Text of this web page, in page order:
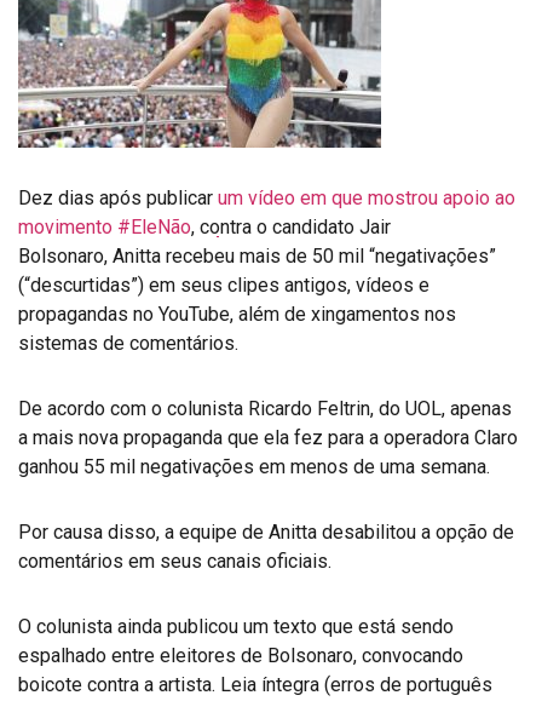
Dez dias após publicar um vídeo em que mostrou apoio ao
movimento #EleNão, contra o candidato Jair
Bolsonaro, Anitta recebeu mais de 50 mil “negativações”
(“descurtidas”) em seus clipes antigos, vídeos e
propagandas no YouTube, além de xingamentos nos
sistemas de comentários.
De acordo com o colunista Ricardo Feltrin, do UOL, apenas
a mais nova propaganda que ela fez para a operadora Claro
ganhou 55 mil negativações em menos de uma semana.
Por causa disso, a equipe de Anitta desabilitou a opção de
comentários em seus canais oficiais.
O colunista ainda publicou um texto que está sendo
espalhado entre eleitores de Bolsonaro, convocando
boicote contra a artista. Leia íntegra (erros de português